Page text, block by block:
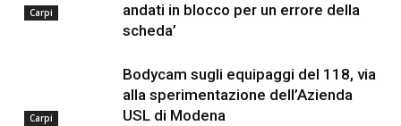
Carpi
andati in blocco per un errore della
scheda’
Carpi
Bodycam sugli equipaggi del 118, via
alla sperimentazione dell’Azienda
USL di Modena